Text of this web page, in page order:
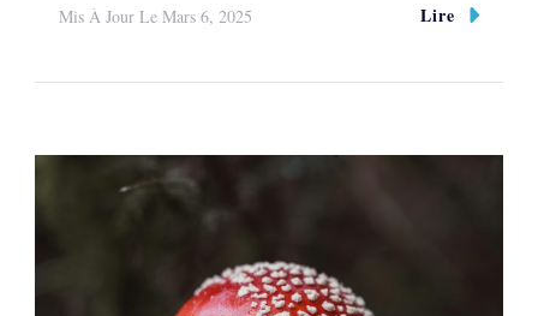
Mis À Jour Le Mars 6, 2025 Lire